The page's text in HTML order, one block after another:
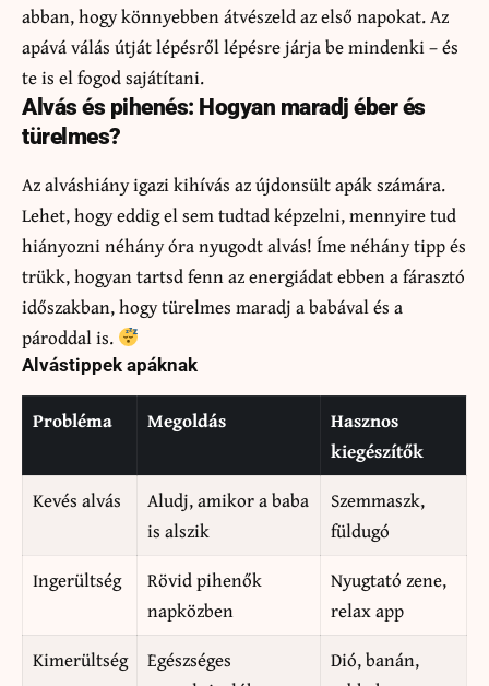
abban, hogy könnyebben átvészeld az első napokat. Az
apává válás útját lépésről lépésre járja be mindenki – és
te is el fogod sajátítani.
Alvás és pihenés: Hogyan maradj éber és
türelmes?
Az alváshiány igazi kihívás az újdonsült apák számára.
Lehet, hogy eddig el sem tudtad képzelni, mennyire tud
hiányozni néhány óra nyugodt alvás! Íme néhány tipp és
trükk, hogyan tartsd fenn az energiádat ebben a fárasztó
időszakban, hogy türelmes maradj a babával és a
pároddal is.
Alvástippek apáknak
Probléma Megoldás
Hasznos
kiegészítők
Kevés alvás
Aludj, amikor a baba
is alszik
Szemmaszk,
füldugó
Ingerültség
Rövid pihenők
napközben
Nyugtató zene,
relax app
Kimerültség
Egészséges
Dió, banán,